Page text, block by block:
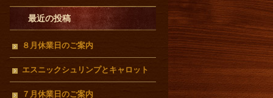
最近の投稿
８月休業日のご案内
エスニックシュリンプとキャロット
ラぺ
７月休業日のご案内